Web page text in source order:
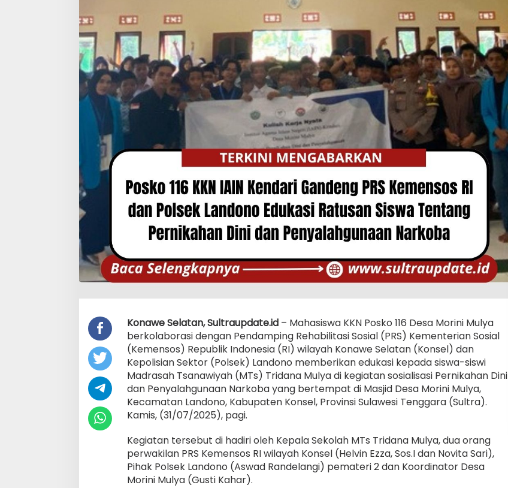
Konawe Selatan, Sultraupdate.id– Mahasiswa KKN Posko 116 Desa Morini Mulya
berkolaborasi dengan Pendamping Rehabilitasi Sosial (PRS) Kementerian Sosial
(Kemensos) Republik Indonesia (RI) wilayah Konawe Selatan (Konsel) dan
Kepolisian Sektor (Polsek) Landono memberikan edukasi kepada siswa-siswi
Madrasah Tsanawiyah (MTs) Tridana Mulya di kegiatan sosialisasi Pernikahan Dini
dan Penyalahgunaan Narkoba yang bertempat di Masjid Desa Morini Mulya,
Kecamatan Landono, Kabupaten Konsel, Provinsi Sulawesi Tenggara (Sultra).
Kamis, (31/07/2025), pagi.
Kegiatan tersebut di hadiri oleh Kepala Sekolah MTs Tridana Mulya, dua orang
perwakilan PRS Kemensos RI wilayah Konsel (Helvin Ezza, Sos.I dan Novita Sari),
Pihak Polsek Landono (Aswad Randelangi) pemateri 2 dan Koordinator Desa
Morini Mulya (Gusti Kahar).